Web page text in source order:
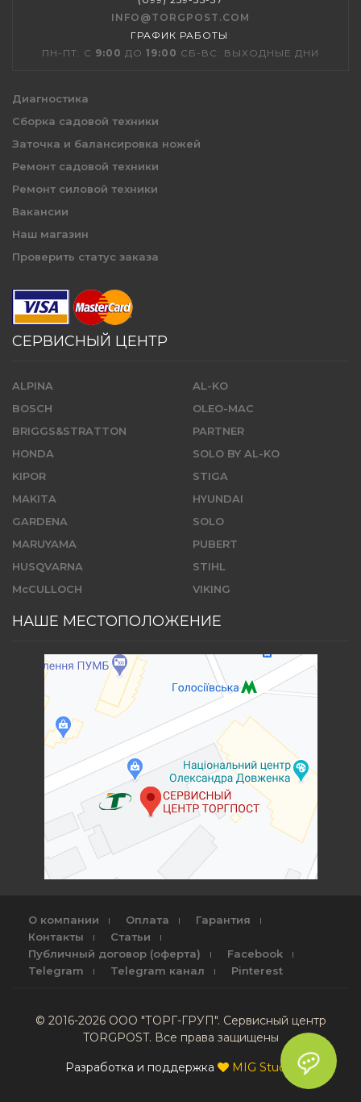
INFO@TORGPOST.COM
ГРАФИК РАБОТЫ :
ПН-ПТ: С 9:00 ДО 19:00 СБ-ВС: ВЫХОДНЫЕ ДНИ
Диагностика
Сборка садовой техники
Заточка и балансировка ножей
Ремонт садовой техники
Ремонт силовой техники
Вакансии
Наш магазин
Проверить статус заказа
СЕРВИСНЫЙ ЦЕНТР
ALPINA
BOSCH
BRIGGS&STRATTON
HONDA
KIPOR
MAKITA
GARDENA
MARUYAMA
HUSQVARNA
McCULLOCH
AL-KO
OLEO-MAC
PARTNER
SOLO BY AL-KO
STIGA
HYUNDAI
SOLO
PUBERT
STIHL
VIKING
НАШЕ МЕСТОПОЛОЖЕНИЕ
О компании Оплата
Гарантия
Контакты
Статьи
Публичный договор (оферта)
Facebook
Telegram
Telegram канал Pinterest
© 2016-2026 ООО "ТОРГ-ГРУП". Сервисный центр
TORGPOST. Все права защищены
Разработка и поддержка MIG Studio